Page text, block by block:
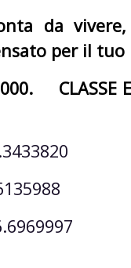
da
per il tuo
CLASSE